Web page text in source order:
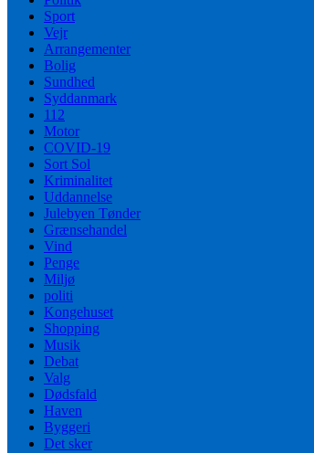
Sport
Vejr
Arrangementer
Bolig
Sundhed
Syddanmark
112
Motor
COVID-19
Sort Sol
Kriminalitet
Uddannelse
Julebyen Tønder
Grænsehandel
Vind
Penge
Miljø
politi
Kongehuset
Shopping
Musik
Debat
Valg
Dødsfald
Haven
Byggeri
Det sker